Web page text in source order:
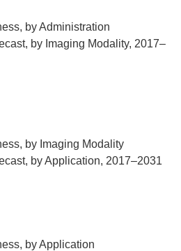
by Administration
by Imaging Modality, 2017–
by Imaging Modality
by Application, 2017–2031
by Application